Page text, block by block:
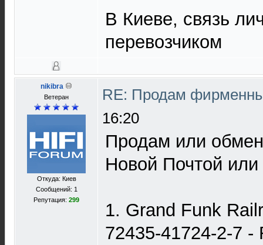
В Киеве, связь
перевозчиком
nikibra
Ветеран
Откуда: Киев
Сообщений: 1
Репутация: 299
RE: Продам
16:20
Продам или
Новой Почтой или
1. Grand Funk
72435-41724-2-7 -